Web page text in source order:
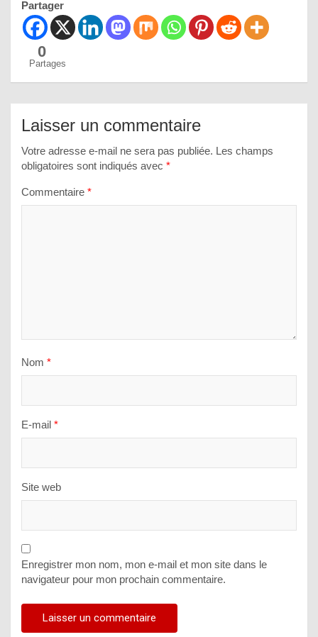
Partager
0
Partages
Laisser un commentaire
Votre adresse e-mail ne sera pas publiée. Les champs
obligatoires sont indiqués avec *
Commentaire *
Nom *
E-mail *
Site web
Enregistrer mon nom, mon e-mail et mon site dans le
navigateur pour mon prochain commentaire.